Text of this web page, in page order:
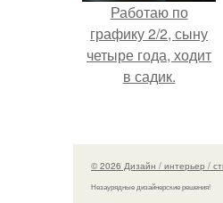
Работаю по
графику 2/2, сыну
четыре года, ходит
в садик.
© 2026 Дизайн / интерьер /
Незаурядные дизайнерские решения!